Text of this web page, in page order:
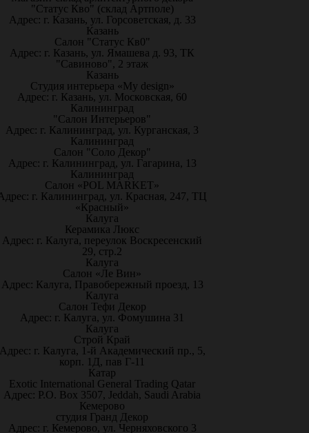
"Статус Кво" (склад Артполе)
Адрес: г. Казань, ул. Горсоветская, д. 33
Казань
Салон "Статус Кв0"
Адрес: г. Казань, ул. Ямашева д. 93, ТК
"Савиново", 2 этаж
Казань
Студия интерьера «My design»
Адрес: г. Казань, ул. Московская, 60
Калининград
"Салон Интерьеров"
Адрес: г. Калининград, ул. Курганская, 3
Калининград
Салон "Соло Декор"
Адрес: г. Калининград, ул. Гагарина, 13
Калининград
Салон «POL MARKET»
г. Калининград, ул. Красная, 247, ТЦ
«Красный»
Калуга
Керамика Люкс
Адрес: г. Калуга, переулок Воскресенский
29, стр.2
Калуга
Салон «Ле Вин»
Адрес: Калуга, Правобережный проезд, 13
Калуга
Салон Тефи Декор
Адрес: г. Калуга, ул. Фомушина 31
Калуга
Строй Край
г. Калуга, 1-й Академический пр., 5,
корп. 1Д, пав Г-11
Катар
Exotic International General Trading Qatar
Адрес: P.O. Box 3507, Jeddah, Saudi Arabia
Кемерово
студия Гранд Декор
Адрес: г. Кемерово, ул. Черняховского 3